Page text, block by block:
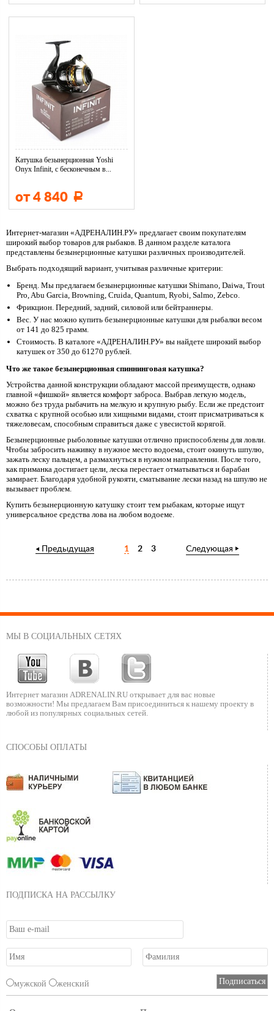
Катушка безынерционная Yoshi
Onyx Infinit, c бесконечным в...
от 4 840 Р
Интернет-магазин «АДРЕНАЛИН.РУ» предлагает своим покупателям
широкий выбор товаров для рыбаков. В данном разделе каталога
представлены безынерционные катушки различных производителей.
Выбрать подходящий вариант, учитывая различные критерии:
Бренд. Мы предлагаем безынерционные катушки Shimano, Daiwa, Trout
Pro, Abu Garcia, Browning, Cruida, Quantum, Ryobi, Salmo, Zebco.
Фрикцион. Передний, задний, силовой или бейтраннеры.
Вес. У нас можно купить безынерционные катушки для рыбалки весом
от 141 до 825 грамм.
Стоимость. В каталоге «АДРЕНАЛИН.РУ» вы найдете широкий выбор
катушек от 350 до 61270 рублей.
Что же такое безынерционная спиннинговая катушка?
Устройства данной конструкции обладают массой преимуществ, однако
главной «фишкой» является комфорт заброса. Выбрав легкую модель,
можно без труда рыбачить на мелкую и крупную рыбу. Если же предстоит
схватка с крупной особью или хищными видами, стоит присматриваться к
тяжеловесам, способным справиться даже с увесистой корягой.
Безынерционные рыболовные катушки отлично приспособлены для ловли.
Чтобы забросить наживку в нужное место водоема, стоит окинуть шпулю,
зажать леску пальцем, а размахнуться в нужном направлении. После того,
как приманка достигает цели, леска перестает отматываться и барабан
замирает. Благодаря удобной рукояти, сматывание лески назад на шпулю не
вызывает проблем.
Купить безынерционную катушку стоит тем рыбакам, которые ищут
универсальное средства лова на любом водоеме.
Предыдущая 1 2 3 Следующая
МЫ В СОЦИАЛЬНЫХ СЕТЯХ
Интернет магазин ADRENALIN.RU открывает для вас новые
возможности! Мы предлагаем Вам присоединиться к нашему проекту в
любой из популярных социальных сетей.
СПОСОБЫ ОПЛАТЫ
ПОДПИСКА НА РАССЫЛКУ
мужской женский